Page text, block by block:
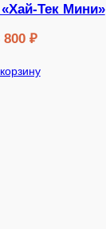
Тек Мини»
800 ₽